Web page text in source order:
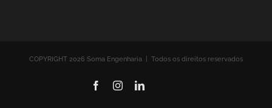
COPYRIGHT 2026 Soma Engenharia | Todos os direitos reservados
FacebookInstagramLinkedIn